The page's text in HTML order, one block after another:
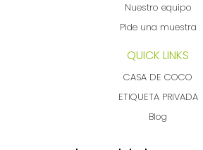
Nuestro equipo
Pide una muestra
QUICK LINKS
CASA DE COCO
ETIQUETA PRIVADA
Blog